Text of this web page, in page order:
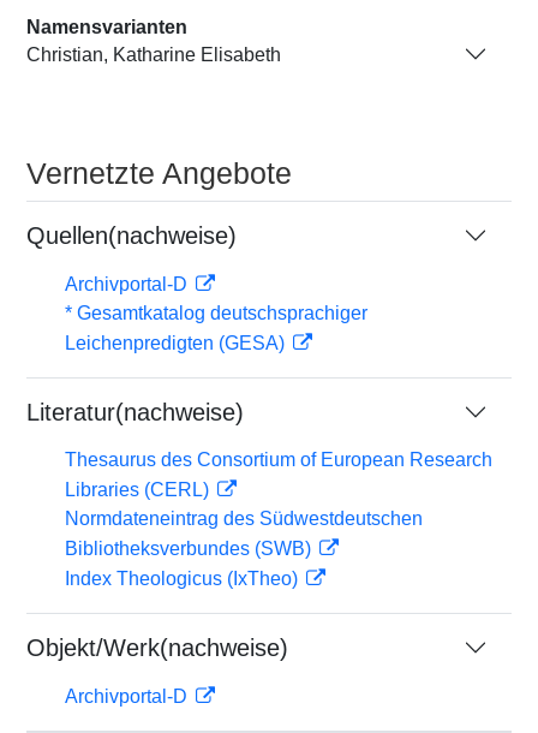
Namensvarianten
Christian, Katharine Elisabeth
Vernetzte Angebote
Quellen(nachweise)
Archivportal-D
* Gesamtkatalog deutschsprachiger
Leichenpredigten (GESA)
Literatur(nachweise)
Thesaurus des Consortium of European Research
Libraries (CERL)
Normdateneintrag des Südwestdeutschen
Bibliotheksverbundes (SWB)
Index Theologicus (IxTheo)
Objekt/Werk(nachweise)
Archivportal-D